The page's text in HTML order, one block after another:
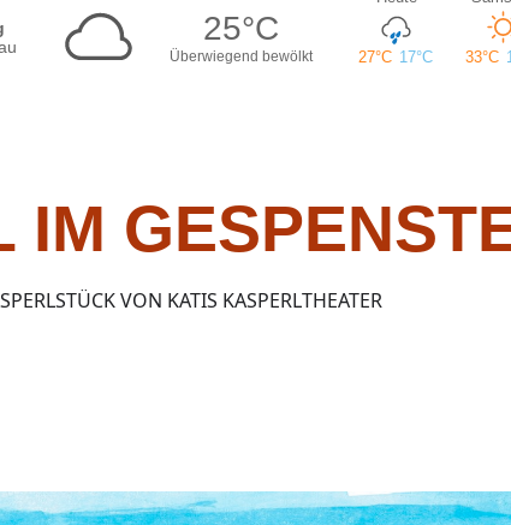
IM
VON KATIS KASPERLTHEATER